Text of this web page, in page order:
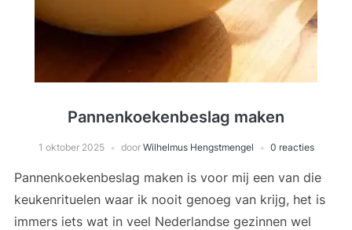
Pannenkoekenbeslag maken
1 oktober 2025 door Wilhelmus Hengstmengel 0 reacties
Pannenkoekenbeslag maken is voor mij een van die
keukenrituelen waar ik nooit genoeg van krijg, het is
immers iets wat in veel Nederlandse gezinnen wel